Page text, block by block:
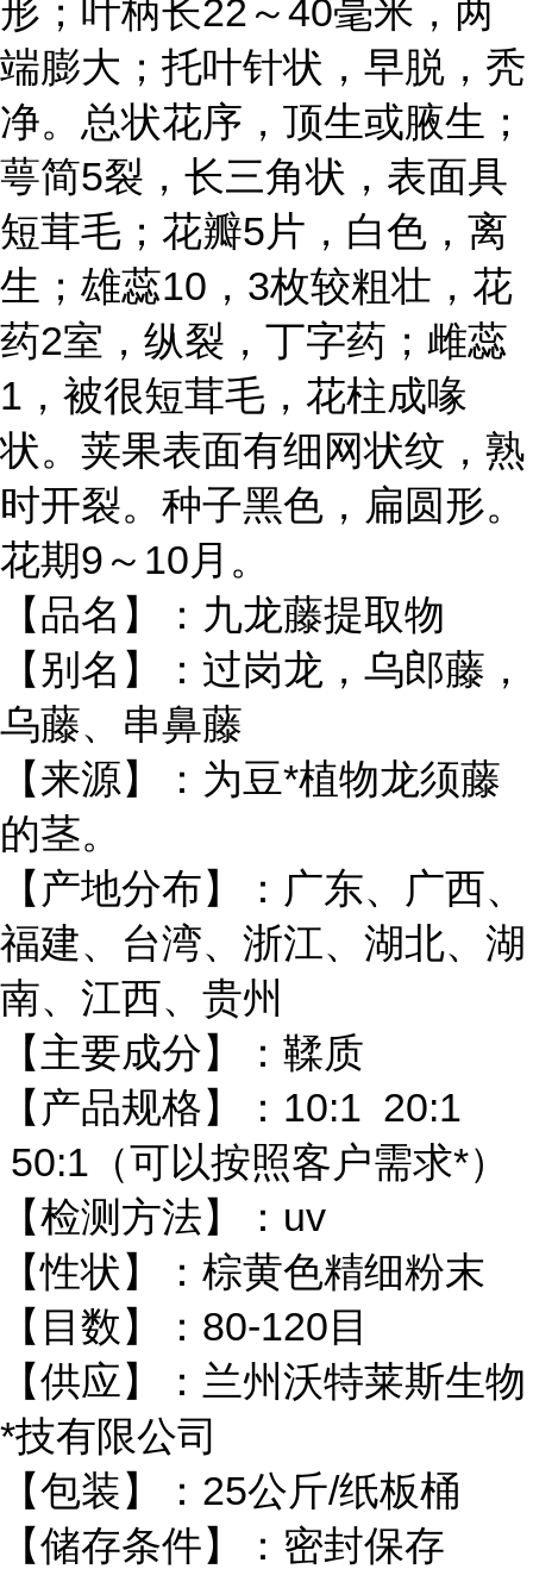
形；叶柄长22～40毫米，两
端膨大；托叶针状，早脱，秃
净。总状花序，顶生或腋生；
萼简5裂，长三角状，表面具
短茸毛；花瓣5片，白色，离
生；雄蕊10，3枚较粗壮，花
药2室，纵裂，丁字药；雌蕊
1，被很短茸毛，花柱成喙
状。荚果表面有细网状纹，熟
时开裂。种子黑色，扁圆形。
花期9～10月。
【品名】：九龙藤提取物
【别名】：过岗龙，乌郎藤，
乌藤、串鼻藤
【来源】：为豆*植物龙须藤
的茎。
【产地分布】：广东、广西、
福建、台湾、浙江、湖北、湖
南、江西、贵州
【主要成分】：鞣质
【产品规格】：10:1 20:1
50:1（可以按照客户需求*）
【检测方法】：uv
【性状】：棕黄色精细粉末
【目数】：80-120目
【供应】：兰州沃特莱斯生物
*技有限公司
【包装】：25公斤/纸板桶
【储存条件】：密封保存